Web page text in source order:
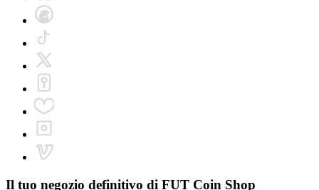
Il tuo negozio definitivo di FUT Coin Shop